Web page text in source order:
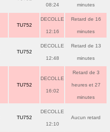
08:24 minutes
TU752
DECOLLE
12:16
Retard de 16
minutes
TU752
DECOLLE
12:48
Retard de 13
minutes
TU752
DECOLLE
16:02
Retard de 3
heures et 27
minutes
TU752
DECOLLE
12:10
Aucun retard